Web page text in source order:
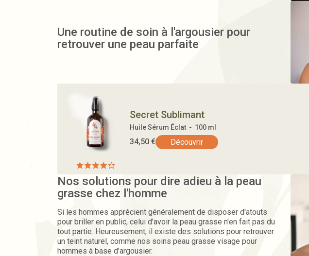
Une routine de soin à l'argousier pour
retrouver une peau parfaite
Secret Sublimant
Huile Sérum Éclat - 100 ml
34,50 € Découvrir
Nos solutions pour dire adieu à la peau
grasse chez l'homme
Si les hommes apprécient généralement de disposer d'atouts
pour briller en public, celui d'avoir la peau grasse n'en fait pas du
tout partie. Heureusement, il existe des solutions pour retrouver
un teint naturel, comme nos soins peau grasse visage pour
hommes à base d'argousier.